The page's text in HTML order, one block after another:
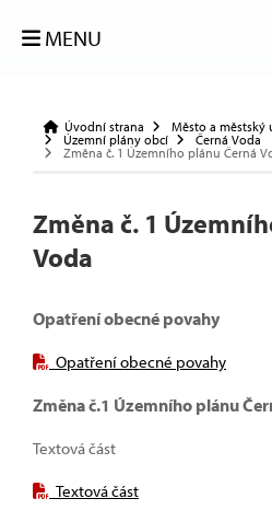
MENU
Úvodní strana Město a městský
Územní plány obcí
Černá Voda
Změna č. 1 Územního plánu Černá
Změna č. 1
Voda
Opatření obecné povahy
Opatření obecné povahy
Změna č.1 Územního plánu
Textová část
Textová část